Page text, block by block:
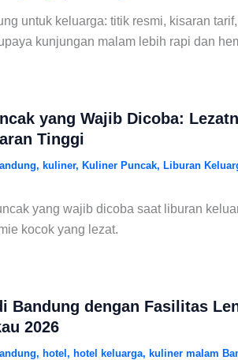
untuk keluarga: titik resmi, kisaran
kunjungan malam lebih rapi dan
yang Wajib Dicoba:
Tinggi
, kuliner, Kuliner Puncak, Liburan
yang wajib dicoba saat liburan
kocok yang lezat.
Bandung dengan Fasilitas
2026
, hotel , hotel keluarga, kuliner malam